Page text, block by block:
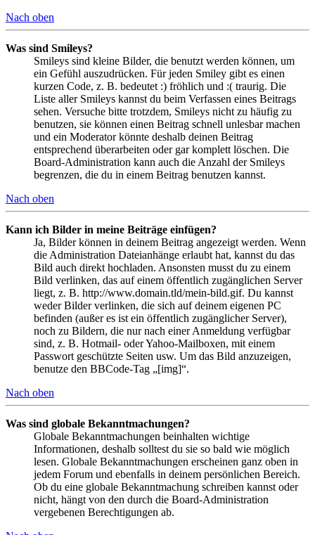
Nach oben
Was sind Smileys?
Smileys sind kleine Bilder, die benutzt werden können, um
ein Gefühl auszudrücken. Für jeden Smiley gibt es einen
kurzen Code, z. B. bedeutet :) fröhlich und :( traurig. Die
Liste aller Smileys kannst du beim Verfassen eines Beitrags
sehen. Versuche bitte trotzdem, Smileys nicht zu häufig zu
benutzen, sie können einen Beitrag schnell unlesbar machen
und ein Moderator könnte deshalb deinen Beitrag
entsprechend überarbeiten oder gar komplett löschen. Die
Board-Administration kann auch die Anzahl der Smileys
begrenzen, die du in einem Beitrag benutzen kannst.
Nach oben
Kann ich Bilder in meine Beiträge einfügen?
Ja, Bilder können in deinem Beitrag angezeigt werden. Wenn
die Administration Dateianhänge erlaubt hat, kannst du das
Bild auch direkt hochladen. Ansonsten musst du zu einem
Bild verlinken, das auf einem öffentlich zugänglichen Server
liegt, z. B. http://www.domain.tld/mein-bild.gif. Du kannst
weder Bilder verlinken, die sich auf deinem eigenen PC
befinden (außer es ist ein öffentlich zugänglicher Server),
noch zu Bildern, die nur nach einer Anmeldung verfügbar
sind, z. B. Hotmail- oder Yahoo-Mailboxen, mit einem
Passwort geschützte Seiten usw. Um das Bild anzuzeigen,
benutze den BBCode-Tag „[img]“.
Nach oben
Was sind globale Bekanntmachungen?
Globale Bekanntmachungen beinhalten wichtige
Informationen, deshalb solltest du sie so bald wie möglich
lesen. Globale Bekanntmachungen erscheinen ganz oben in
jedem Forum und ebenfalls in deinem persönlichen Bereich.
Ob du eine globale Bekanntmachung schreiben kannst oder
nicht, hängt von den durch die Board-Administration
vergebenen Berechtigungen ab.